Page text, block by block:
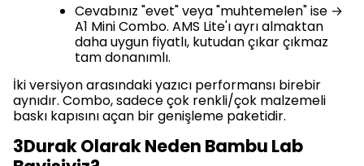
Cevabınız "evet" veya "muhtemelen" ise →
A1 Mini Combo. AMS Lite'ı ayrı almaktan
daha uygun fiyatlı, kutudan çıkar çıkmaz
tam donanımlı.
İki versiyon arasındaki yazıcı performansı birebir
aynıdır. Combo, sadece çok renkli/çok malzemeli
baskı kapısını açan bir genişleme paketidir.
3Durak Olarak Neden Bambu Lab